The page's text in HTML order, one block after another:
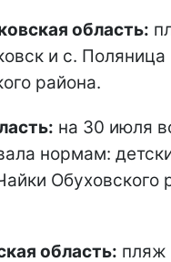
область:
и с. Поляница
района.
на 30 июля
нормам:
Обуховского
область: пляж